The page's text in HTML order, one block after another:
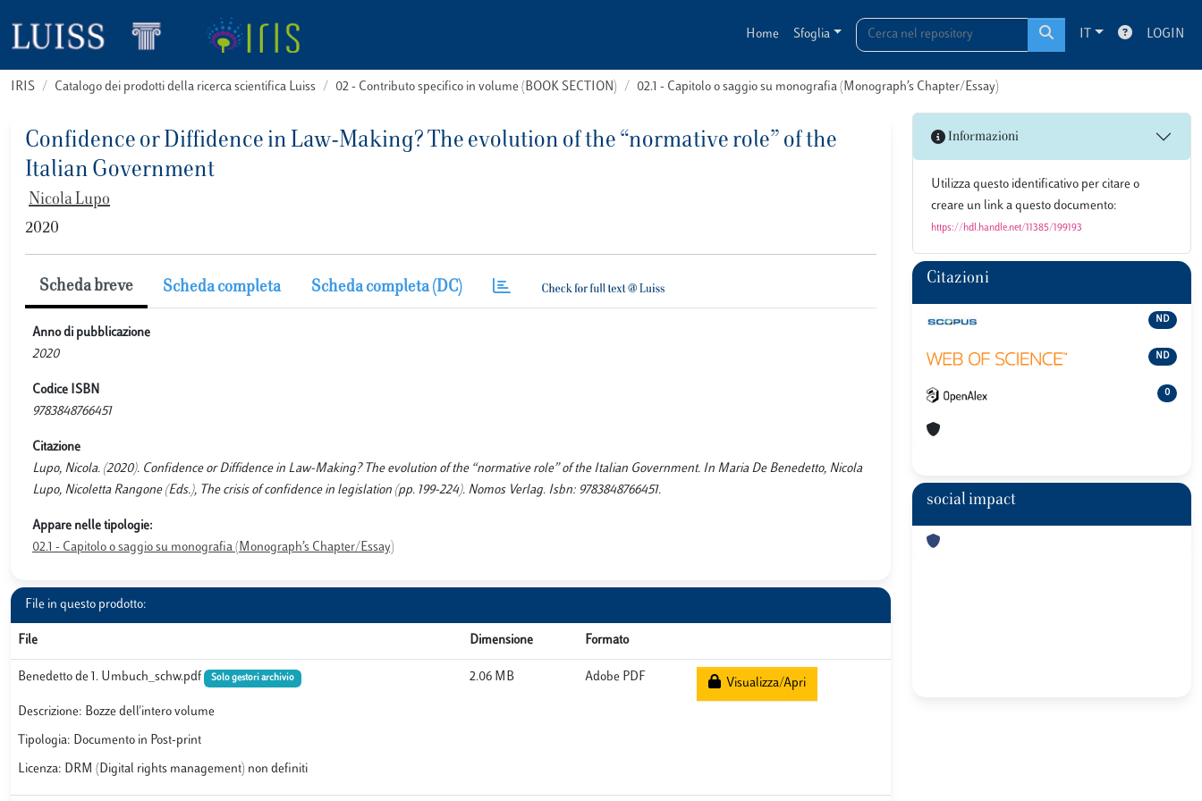
Home Sfoglia IT LOGIN
IRIS Catalogo dei prodotti della ricerca scientifica Luiss 02 - Contributo specifico in volume (BOOK SECTION) 02.1 - Capitolo o saggio su monografia (Monograph’s Chapter/Essay)
Confidence or Diffidence in Law-Making? The evolution of the “normative role” of the
Italian Government
Nicola Lupo
2020
Scheda breve Scheda completa Scheda completa (DC)
Anno di pubblicazione
2020
Codice ISBN
9783848766451
Citazione
Lupo, Nicola. (2020). Confidence or Diffidence in Law-Making? The evolution of the “normative role” of the Italian Government. In Maria De Benedetto, Nicola
Lupo, Nicoletta Rangone (Eds.), The crisis of confidence in legislation (pp. 199-224). Nomos Verlag. Isbn: 9783848766451.
Appare nelle tipologie:
02.1 - Capitolo o saggio su monografia (Monograph’s Chapter/Essay)
File in questo prodotto:
File Dimensione Formato
Benedetto de 1. Umbuch_schw.pdf Solo gestori archivio
Descrizione: Bozze dell'intero volume
Tipologia: Documento in Post-print
Licenza: DRM (Digital rights management) non definiti
2.06 MB Adobe PDF Visualizza/Apri
Informazioni
Utilizza questo identificativo per citare o
creare un link a questo documento:
https://hdl.handle.net/11385/199193
Citazioni
ND
ND
0
social impact